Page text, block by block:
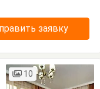
заявку
10